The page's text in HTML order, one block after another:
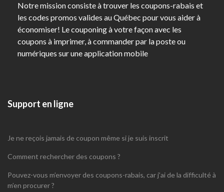
Notre mission consiste à trouver les coupons-rabais et
les codes promos valides au Québec pour vous aider à
économiser! Le couponing à votre façon avec les
coupons à imprimer, à commander par la poste ou
numériques sur une application mobile
Support en ligne
Je ne reçois jamais de coupon même si je suis inscrit
Comment rechercher des coupons ?
Pouvez-vous m’envoyer des coupons-rabais, car j’ai de la difficulté à
m’en procurer ?